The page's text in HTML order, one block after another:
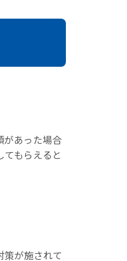
があった場合
もらえると
策が施されて